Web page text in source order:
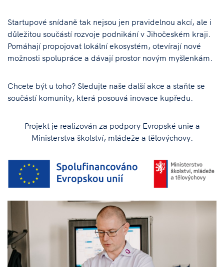
Startupové snídaně tak nejsou jen pravidelnou akcí, ale i
důležitou součástí rozvoje podnikání v Jihočeském kraji.
Pomáhají propojovat lokální ekosystém, otevírají nové
možnosti spolupráce a dávají prostor novým myšlenkám.
Chcete být u toho? Sledujte naše další akce a staňte se
součástí komunity, která posouvá inovace kupředu.
Projekt je realizován za podpory Evropské unie a
Ministerstva školství, mládeže a tělovýchovy.